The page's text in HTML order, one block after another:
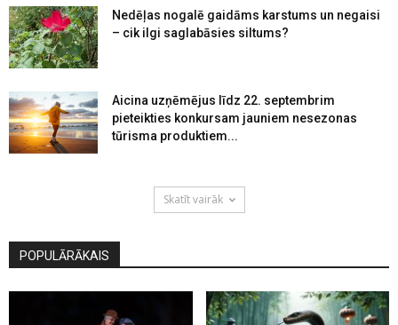
Nedēļas nogalē gaidāms karstums un negaisi
– cik ilgi saglabāsies siltums?
Aicina uzņēmējus līdz 22. septembrim
pieteikties konkursam jauniem nesezonas
tūrisma produktiem...
Skatīt vairāk
POPULĀRĀKAIS